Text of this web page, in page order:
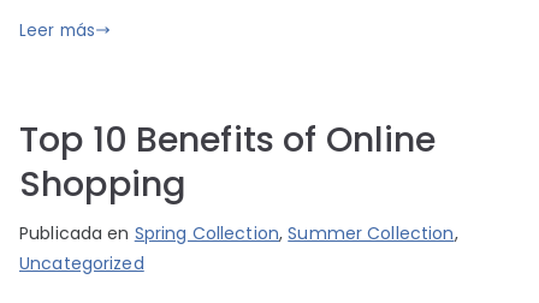
re
n
i
2
1
Leer más
Top 10 Benefits of Online
Shopping
P
o
P
u
Publicada en Spring Collection,Summer Collection,
Uncategorized